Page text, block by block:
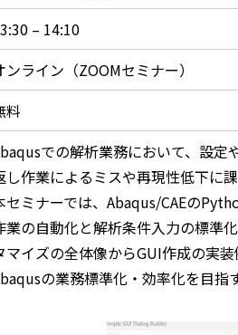
– 14:10
ンライン（ZOOMセミナー）
料
での解析業務において、設
し作業によるミスや再現性低下に
セミナーでは、Abaqus/CAEの
業の自動化と解析条件入力の標準
マイズの全体像からGUI作成の実装
の業務標準化・効率化を目指